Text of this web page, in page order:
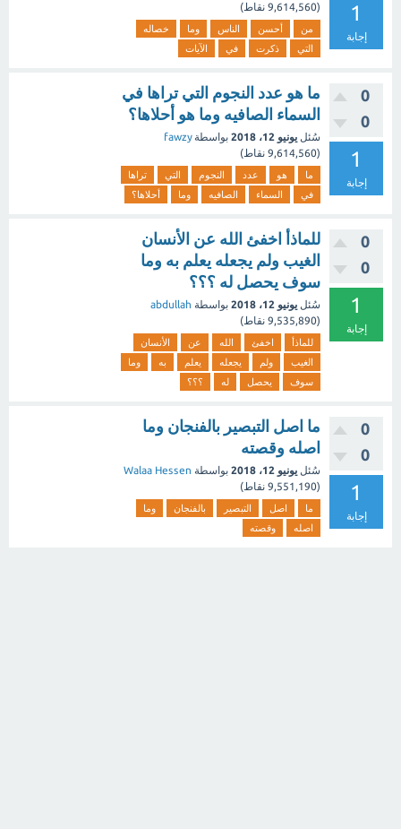
1
إجابة
(
9,614,560 نقاط)
من أحسن الناس وما
خصاله
التي
ذكرت في الآيات
0
0
1
إجابة
ما هو عدد النجوم التي تراها في
السماء الصافيه وما هو أحلاها؟
سُئل يونيو 12، 2018 بواسطةfawzy
(
9,614,560 نقاط)
ما هو عدد النجوم التي
تراها
في
السماء الصافيه وما أحلاها؟
0
0
1
إجابة
للماذأ اخفئ الله عن الأنسان
الغيب ولم يجعله يعلم به وما
سوف يحصل له ؟؟؟
سُئل يونيو 12، 2018 بواسطة abdullah
(
9,535,890 نقاط)
للماذأ اخفئ الله عن
الأنسان
الغيب
ولم يجعله يعلم به
وما
سوف
يحصل له ؟؟؟
0
0
1
إجابة
ما اصل التبصير بالفنجان وما
اصله وقصته
سُئل يونيو 12، 2018 بواسطة Walaa Hessen
(
9,551,190 نقاط)
ما اصل التبصير بالفنجان
وما
اصله
وقصته